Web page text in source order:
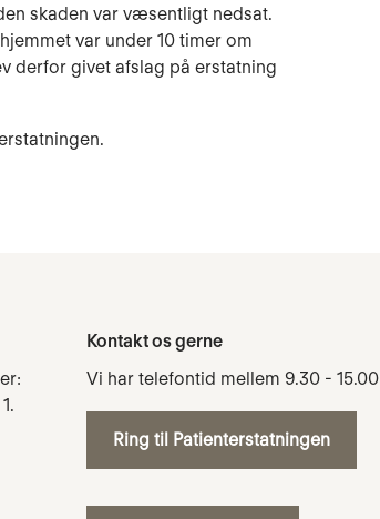
skaden var væsentligt nedsat.
var under 10 timer om
derfor givet afslag på erstatning
Kontakt os gerne
Vi har telefontid mellem 9.30 - 15.00
Ring til Patienterstatningen